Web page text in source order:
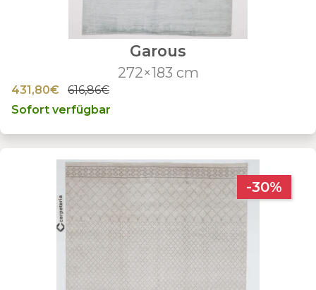
Garous
272×183 cm
431,80€
616,86€
Sofort verfügbar
-30%